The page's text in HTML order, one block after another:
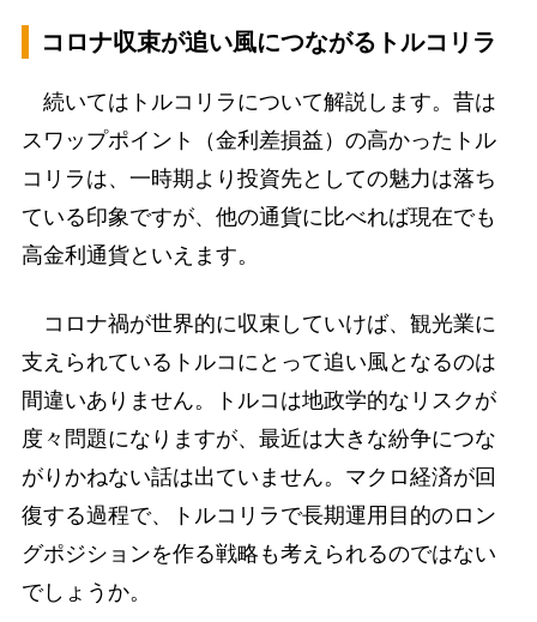
コロナ収束が追い風につながるトルコリラ
続いてはトルコリラについて解説します。昔は
スワップポイント（金利差損益）の高かったトル
コリラは、一時期より投資先としての魅力は落ち
ている印象ですが、他の通貨に比べれば現在でも
高金利通貨といえます。
コロナ禍が世界的に収束していけば、観光業に
支えられているトルコにとって追い風となるのは
間違いありません。トルコは地政学的なリスクが
度々問題になりますが、最近は大きな紛争につな
がりかねない話は出ていません。マクロ経済が回
復する過程で、トルコリラで長期運用目的のロン
グポジションを作る戦略も考えられるのではない
でしょうか。